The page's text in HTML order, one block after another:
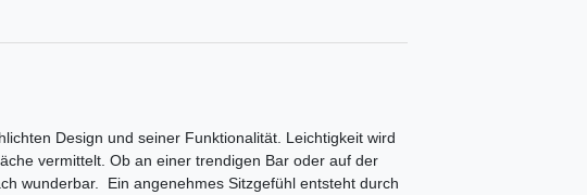
Design und seiner Funktionalität. Leichtigkeit wird
vermittelt. Ob an einer trendigen Bar oder auf der
wunderbar. Ein angenehmes Sitzgefühl entsteht durch